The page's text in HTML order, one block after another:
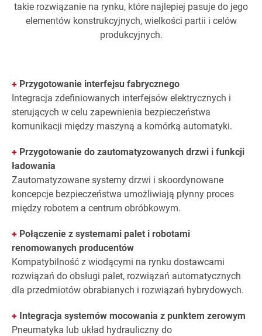
takie rozwiązanie na rynku, które najlepiej pasuje do jego
elementów konstrukcyjnych, wielkości partii i celów
produkcyjnych.
+ Przygotowanie interfejsu fabrycznego
Integracja zdefiniowanych interfejsów elektrycznych i
sterujących w celu zapewnienia bezpieczeństwa
komunikacji między maszyną a komórką automatyki.
+ Przygotowanie do zautomatyzowanych drzwi i funkcji
ładowania
Zautomatyzowane systemy drzwi i skoordynowane
koncepcje bezpieczeństwa umożliwiają płynny proces
między robotem a centrum obróbkowym.
+ Połączenie z systemami palet i robotami
renomowanych producentów
Kompatybilność z wiodącymi na rynku dostawcami
rozwiązań do obsługi palet, rozwiązań automatycznych
dla przedmiotów obrabianych i rozwiązań hybrydowych.
+ Integracja systemów mocowania z punktem zerowym
Pneumatyka lub układ hydrauliczny do